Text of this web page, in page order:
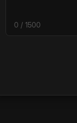
0 / 1500